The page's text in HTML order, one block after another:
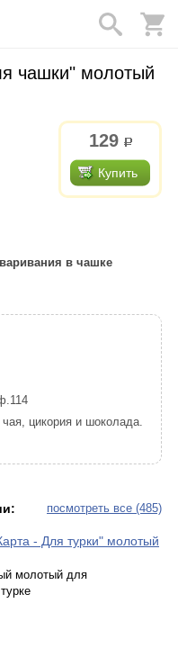
чашки" молотый
129 р.
Купить
в чашке
цикория и шоколада.
посмотреть все (485)
- Для турки" молотый
молотый для